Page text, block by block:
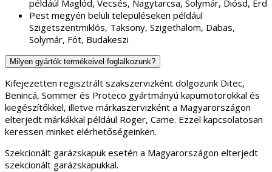
példáúl Maglód, Vecsés, Nagytarcsa, Solymár, Diósd, Érd
Pest megyén belüli településeken például
Szigetszentmiklós, Taksony, Szigethalom, Dabas,
Solymár, Fót, Budakeszi
Milyen gyártók termékeivel foglalkozunk?
Kifejezetten regisztrált szakszervizként dolgozunk Ditec,
Benincá, Sommer és Proteco gyártmányú kapumotorokkal és
kiegészítőkkel, illetve márkaszervizként a Magyarországon
elterjedt márkákkal például Roger, Came. Ezzel kapcsolatosan
keressen minket elérhetőségeinken.
Szekcionált garázskapuk esetén a Magyarországon elterjedt
szekcionált garázskapukkal.